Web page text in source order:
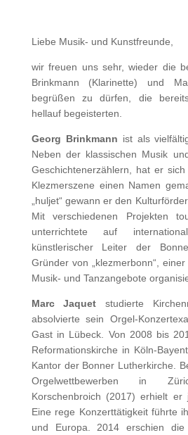
Liebe Musik- und Kunstfreunde,
wir freuen uns sehr, wieder die
Brinkmann (Klarinette) und
begrüßen zu dürfen, die
hellauf begeisterten.
Georg Brinkmann ist als
Neben der klassischen Musik
Geschichtenerzählern, hat er
Klezmerszene einen Namen
„huljet“ gewann er den
Mit verschiedenen Projekten
unterrichtete auf
künstlerischer Leiter der
Gründer von „klezmerbonn“,
Musik- und Tanzangebote
Marc Jaquet studierte
absolvierte sein Orgel-
Gast in Lübeck. Von 2008 bis
Reformationskirche in Köln-
Kantor der Bonner Lutherkirche.
Orgelwettbewerben in
Korschenbroich (2017) erhielt er
Eine rege Konzerttätigkeit führte
und Europa. 2014 erschien